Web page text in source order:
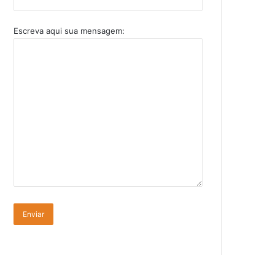
Escreva aqui sua mensagem: